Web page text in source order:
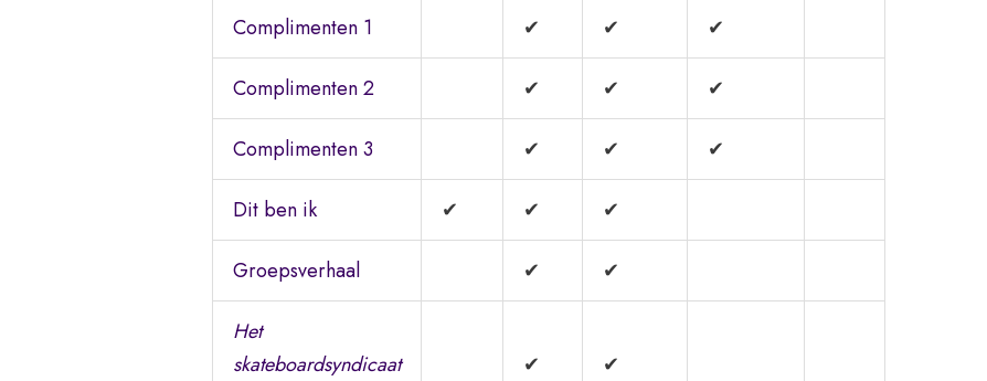
Complimenten 1 ✔ ✔ ✔
Complimenten 2 ✔ ✔ ✔
Complimenten 3 ✔ ✔ ✔
Dit ben ik ✔ ✔ ✔
Groepsverhaal ✔ ✔
Het
skateboardsyndicaat
✔ ✔